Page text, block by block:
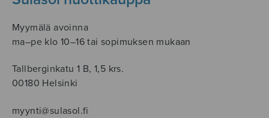
Myymälä avoinna
ma–pe klo 10–16 tai sopimuksen mukaan
Tallberginkatu 1 B, 1,5 krs.
00180 Helsinki
myynti@sulasol.fi